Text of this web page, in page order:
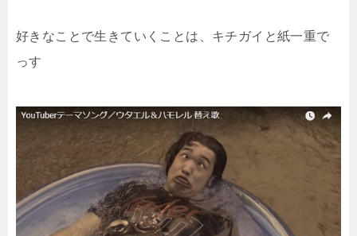
好きなことで生きていくことは、キチガイと紙一重で
っす